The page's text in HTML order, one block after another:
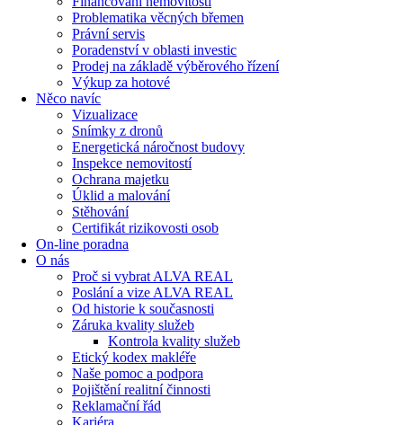
Problematika věcných břemen
Právní servis
Poradenství v oblasti investic
Prodej na základě výběrového řízení
Výkup za hotové
Něco navíc
Vizualizace
Snímky z dronů
Energetická náročnost budovy
Inspekce nemovitostí
Ochrana majetku
Úklid a malování
Stěhování
Certifikát rizikovosti osob
On-line poradna
O nás
Proč si vybrat ALVA REAL
Poslání a vize ALVA REAL
Od historie k současnosti
Záruka kvality služeb
Kontrola kvality služeb
Etický kodex makléře
Naše pomoc a podpora
Pojištění realitní činnosti
Reklamační řád
Kariéra